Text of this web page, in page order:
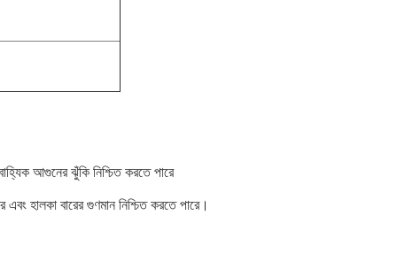
আগুনের ঝুঁকি নিশ্চিত করতে পারে
হালকা বারের গুণমান নিশ্চিত করতে পারে।